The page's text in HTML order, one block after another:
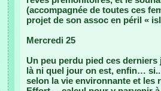
(accompagnée de toutes ces
projet de son assoc en péril «
Mercredi 25
Un peu perdu pied ces
là ni quel jour on est, enfin…
selon la vie environnante et